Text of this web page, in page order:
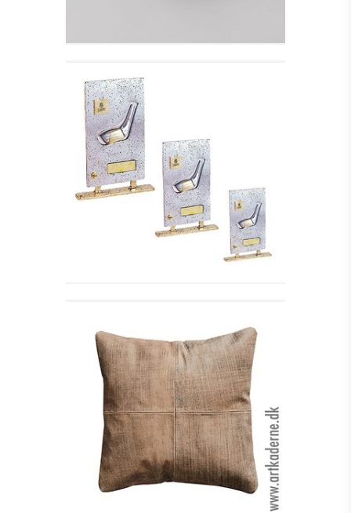
GOLF TROPHY STICK I
Se detajler
LÆDERPUDE, ANKARA
Se detajler